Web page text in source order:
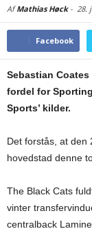
AfMathias Høck- 28.
Facebook
Sebastian
fordel for
Sports’ kilder.
Det forstås, at den
hovedstad denne
The Black Cats
vinter
centralback